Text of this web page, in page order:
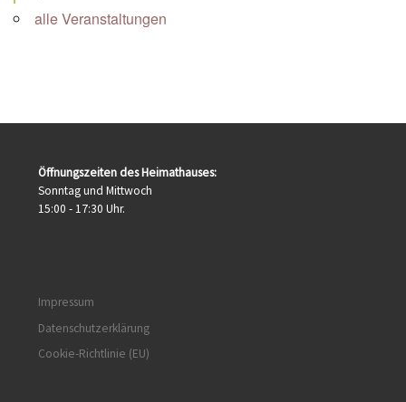
alle Veranstaltungen
Öffnungszeiten des Heimathauses:
Sonntag und Mittwoch
15:00 - 17:30 Uhr.
Impressum
Datenschutzerklärung
Cookie-Richtlinie (EU)